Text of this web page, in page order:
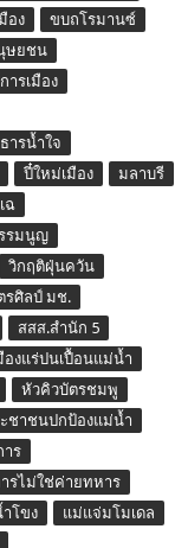
อง
ขบถโรมานซ์
ษยชน
ารเมือง
ธารน้ำใจ
ปี๋ใหม่เมือง
มลาบรี
ฉ
รมนูญ
วิกฤติฝุ่นควัน
รศิลป์ มช.
สสส.สำนัก 5
งแร่ปนเปื้อนแม่น้ำ
หัวคิวบัตรชมพู
ชาชนปกป้องแม่น้ำ
าร
ารไม่ใช่ค่ายทหาร
โขง
แม่แจ่มโมเดล